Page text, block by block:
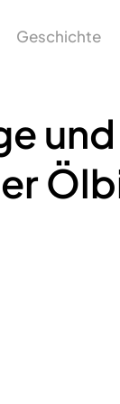
Geschichte